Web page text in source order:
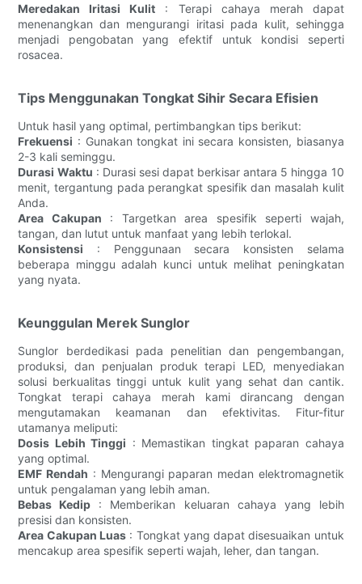
Meredakan Iritasi Kulit : Terapi cahaya merah dapat
menenangkan dan mengurangi iritasi pada kulit, sehingga
menjadi pengobatan yang efektif untuk kondisi seperti
rosacea.
Tips Menggunakan Tongkat Sihir Secara Efisien
Untuk hasil yang optimal, pertimbangkan tips berikut:
Frekuensi : Gunakan tongkat ini secara konsisten, biasanya
2-3 kali seminggu.
Durasi Waktu : Durasi sesi dapat berkisar antara 5 hingga 10
menit, tergantung pada perangkat spesifik dan masalah kulit
Anda.
Area Cakupan : Targetkan area spesifik seperti wajah,
tangan, dan lutut untuk manfaat yang lebih terlokal.
Konsistensi : Penggunaan secara konsisten selama
beberapa minggu adalah kunci untuk melihat peningkatan
yang nyata.
Keunggulan Merek Sunglor
Sunglor berdedikasi pada penelitian dan pengembangan,
produksi, dan penjualan produk terapi LED, menyediakan
solusi berkualitas tinggi untuk kulit yang sehat dan cantik.
Tongkat terapi cahaya merah kami dirancang dengan
mengutamakan keamanan dan efektivitas. Fitur-fitur
utamanya meliputi:
Dosis Lebih Tinggi : Memastikan tingkat paparan cahaya
yang optimal.
EMF Rendah : Mengurangi paparan medan elektromagnetik
untuk pengalaman yang lebih aman.
Bebas Kedip : Memberikan keluaran cahaya yang lebih
presisi dan konsisten.
Area Cakupan Luas: Tongkat yang dapat disesuaikan untuk
mencakup area spesifik seperti wajah, leher, dan tangan.